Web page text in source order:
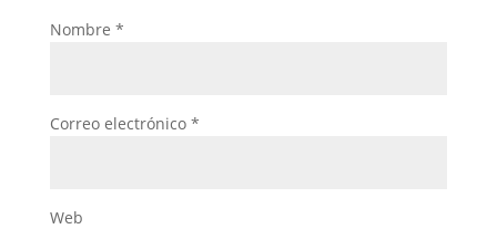
Nombre *
Correo electrónico *
Web